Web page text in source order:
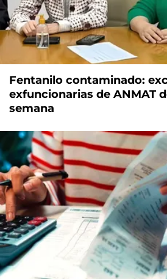
Fentanilo contaminado:
exfuncionarias de ANMAT
semana